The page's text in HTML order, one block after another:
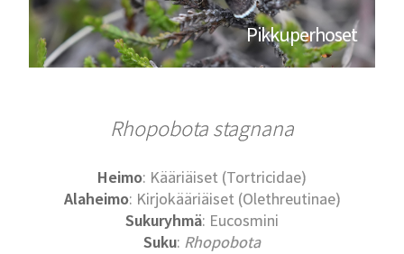
Pikkuperhoset
Rhopobota stagnana
Heimo: Kääriäiset (Tortricidae)
Alaheimo: Kirjokääriäiset (Olethreutinae)
Sukuryhmä: Eucosmini
Suku: Rhopobota